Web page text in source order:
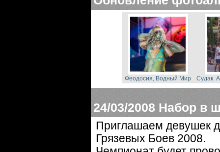
Феодосия, Водный Мир Судак.
24/03/2008 Набор в
Приглашаем девушек
Грязевых Боев 2008.